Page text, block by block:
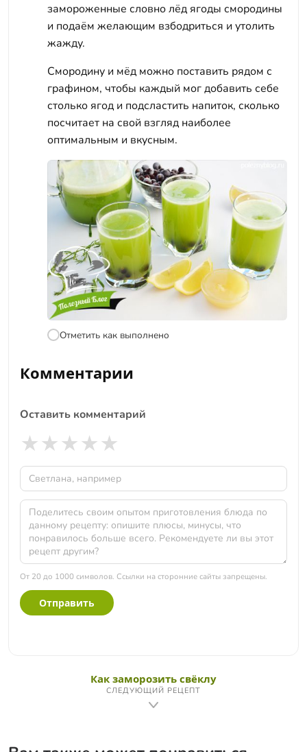
замороженные словно лёд ягоды смородины
и подаём желающим взбодриться и утолить
жажду.
Смородину и мёд можно поставить рядом с
графином, чтобы каждый мог добавить себе
столько ягод и подсластить напиток, сколько
посчитает на свой взгляд наиболее
оптимальным и вкусным.
Отметить как выполнено
Комментарии
Оставить комментарий
★★★★★
От 20 до 1000 символов. Ссылки на сторонние сайты запрещены.
Отправить
Как заморозить свёклу
СЛЕДУЮЩИЙ РЕЦЕПТ